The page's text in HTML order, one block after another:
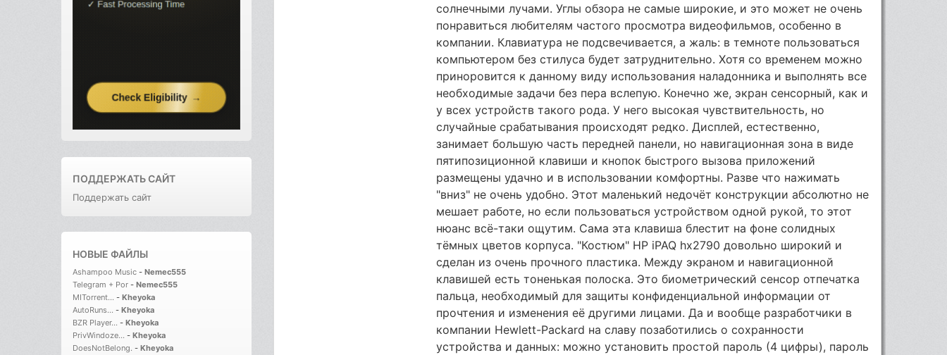
ПОДДЕРЖАТЬ САЙТ
Поддержать сайт
НОВЫЕ ФАЙЛЫ
Ashampoo Music - Nemec555
Telegram + Por - Nemec555
MITorrent... - Kheyoka
AutoRuns... - Kheyoka
BZR Player... - Kheyoka
PrivWindoze... - Kheyoka
DoesNotBelong. - Kheyoka
солнечными лучами. Углы обзора не самые широкие, и это может не очень
понравиться любителям частого просмотра видеофильмов, особенно в
компании. Клавиатура не подсвечивается, а жаль: в темноте пользоваться
компьютером без стилуса будет затруднительно. Хотя со временем можно
приноровится к данному виду использования наладонника и выполнять все
необходимые задачи без пера вслепую. Конечно же, экран сенсорный, как и
у всех устройств такого рода. У него высокая чувствительность, но
случайные срабатывания происходят редко. Дисплей, естественно,
занимает большую часть передней панели, но навигационная зона в виде
пятипозиционной клавиши и кнопок быстрого вызова приложений
размещены удачно и в использовании комфортны. Разве что нажимать
"вниз" не очень удобно. Этот маленький недочёт конструкции абсолютно не
мешает работе, но если пользоваться устройством одной рукой, то этот
нюанс всё-таки ощутим. Сама эта клавиша блестит на фоне солидных
тёмных цветов корпуса. "Костюм" НР iPAQ hx2790 довольно широкий и
сделан из очень прочного пластика. Между экраном и навигационной
клавишей есть тоненькая полоска. Это биометрический сенсор отпечатка
пальца, необходимый для защиты конфиденциальной информации от
прочтения и изменения её другими лицами. Да и вообще разработчики в
компании Hewlett-Packard на славу позаботились о сохранности
устройства и данных: можно установить простой пароль (4 цифры), пароль